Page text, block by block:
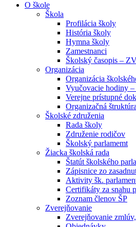
O škole
Škola
Profilácia školy
História školy
Hymna školy
Zamestnanci
Školský časopis –
Organizácia
Organizácia
Vyučovacie hodiny –
Verejne prístupné
Organizačná štruktúra
Školské združenia
Rada školy
Združenie rodičov
Školský parlamemt
Žiacka školská rada
Štatút školského
Zápisnice zo
Aktivity šk.
Certifikáty za snahu
Zoznam členov ŠP
Zverejňovanie
Zverejňovanie